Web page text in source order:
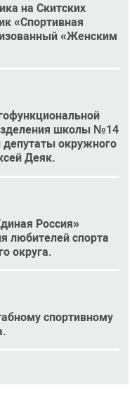
на Скитских
«Спортивная
«Женским
школы №14
окружного
Деяк.
Россия»
любителей спорта
округа.
спортивному